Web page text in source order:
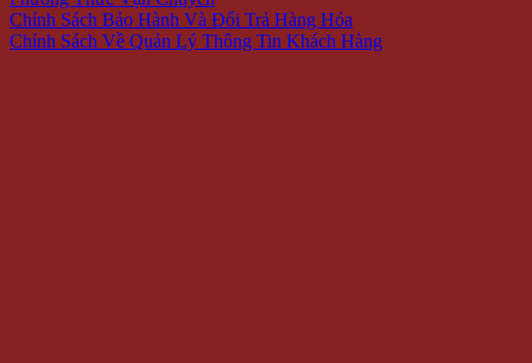
Chính Sách Bảo Hành Và Đổi Trả Hàng Hóa
Chính Sách Về Quản Lý Thông Tin Khách Hàng